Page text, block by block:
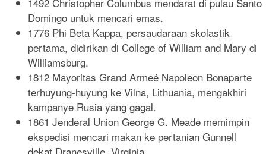
Domingo untuk mencari emas.
1776 Phi Beta Kappa, persaudaraan skolastik
pertama, didirikan di College of William and Mary di
Williamsburg.
1812 Mayoritas Grand Armeé Napoleon Bonaparte
terhuyung-huyung ke Vilna, Lithuania, mengakhiri
kampanye Rusia yang gagal.
1861 Jenderal Union George G. Meade memimpin
ekspedisi mencari makan ke pertanian Gunnell